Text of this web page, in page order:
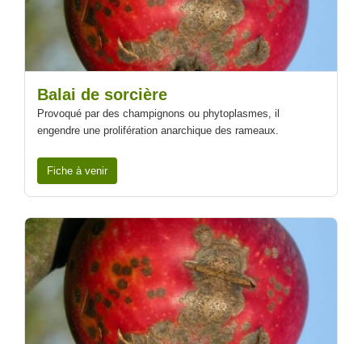
Balai de sorcière
Provoqué par des champignons ou phytoplasmes, il
engendre une prolifération anarchique des rameaux.
Fiche à venir